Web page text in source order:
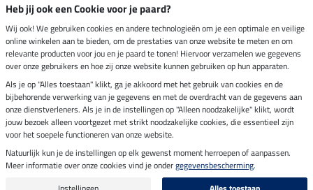
Verzending per
Veilig betalen met
Impressum
Laatste update op 08.08.2026 om 06:59 uur
Alle prijzen in euro's, incl. BTW, excl. verzendkosten.
Heb jij ook een Cookie voor je paard?
Wij ook! We gebruiken cookies en andere technologieën om je een optimale en veilige
online winkelen aan te bieden, om de prestaties van onze website te meten en om
relevante producten voor jou en je paard te tonen! Hiervoor verzamelen we gegevens
over onze gebruikers en hoe zij onze website kunnen gebruiken op hun apparaten.
Als je op "Alles toestaan" klikt, ga je akkoord met het gebruik van cookies en de
bijbehorende verwerking van je gegevens en met de overdracht van de gegevens aan
onze dienstverleners. Als je in de instellingen op "Alleen noodzakelijke" klikt, wordt
jouw bezoek alleen voortgezet met strikt noodzakelijke cookies, die essentieel zijn
voor het soepele functioneren van onze website.
Natuurlijk kun je de instellingen op elk gewenst moment herroepen of aanpassen.
Meer informatie over onze cookies vind je ondergegevensbescherming.